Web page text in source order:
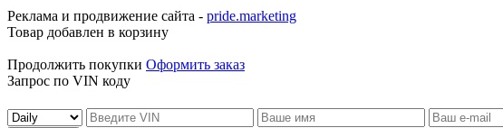
Реклама и продвижение сайта - pride.marketing
Товар добавлен в корзину
Продолжить покупки Оформить заказ
Запрос по VIN коду